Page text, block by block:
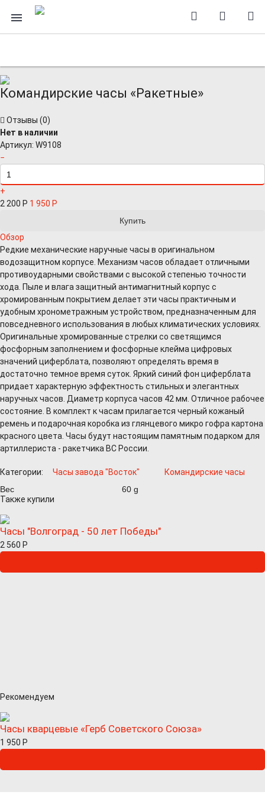
Командирские часы «Ракетные»
Отзывы (0)
Нет в наличии
Артикул: W9108
−
+
2 200 Р 1 950 Р
Обзор
Редкие механические наручные часы в оригинальном
водозащитном корпусе. Механизм часов обладает отличными
противоударными свойствами с высокой степенью точности
хода. Пыле и влага защитный антимагнитный корпус с
хромированным покрытием делает эти часы практичным и
удобным хронометражным устройством, предназначенным для
повседневного использования в любых климатических условиях.
Оригинальные хромированные стрелки со светящимся
фосфорным заполнением и фосфорные клейма цифровых
значений циферблата, позволяют определять время в
достаточно темное время суток. Яркий синий фон циферблата
придает характерную эффектность стильных и элегантных
наручных часов. Диаметр корпуса часов 42 мм. Отличное рабочее
состояние. В комплект к часам прилагается черный кожаный
ремень и подарочная коробка из глянцевого микро гофра картона
красного цвета. Часы будут настоящим памятным подарком для
артиллериста - ракетчика ВС России.
Категории: Часы завода "Восток"
Командирские часы
Вес
60 g
Также купили
Часы "Волгоград - 50 лет Победы"
2 560 Р
Рекомендуем
Часы кварцевые «Герб Советского Союза»
1 950 Р